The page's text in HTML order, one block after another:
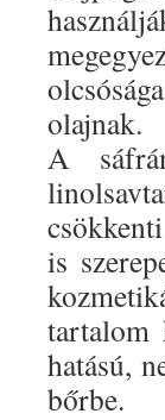
olajnak.
A
is
tartalom
hatású,
bőrbe.